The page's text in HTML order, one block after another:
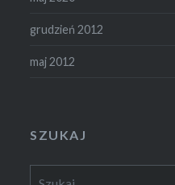
grudzień 2012
maj 2012
SZUKAJ